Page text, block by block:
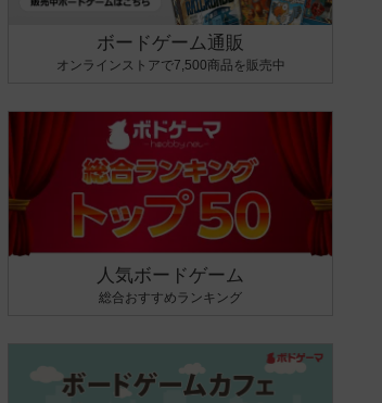
ボードゲーム通販
オンラインストアで7,500商品を販売中
人気ボードゲーム
総合おすすめランキング